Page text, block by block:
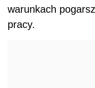
warunkach
pracy.